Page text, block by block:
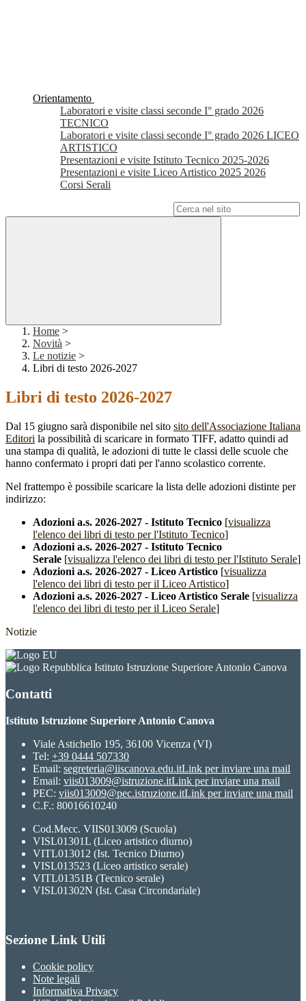
Orientamento
Laboratori e visite classi seconde I° grado 2026
TECNICO
Laboratori e visite classi seconde I° grado 2026 LICEO
ARTISTICO
Presentazioni e visite Istituto Tecnico 2025-2026
Presentazioni e visite Liceo Artistico 2025 2026
Corsi Serali
Home >
Novità >
Le notizie >
Libri di testo 2026-2027
Libri di testo 2026-2027
Dal 15 giugno sarà disponibile nel sito sito dell'Associazione Italiana
Editori la possibilità di scaricare in formato TIFF, adatto quindi ad
una stampa di qualità, le adozioni di tutte le classi delle scuole che
hanno confermato i propri dati per l'anno scolastico corrente.
Nel frattempo è possibile scaricare la lista delle adozioni distinte per
indirizzo:
Adozioni a.s. 2026-2027 - Istituto Tecnico [visualizza
l'elenco dei libri di testo per l'Istituto Tecnico]
Adozioni a.s. 2026-2027 - Istituto Tecnico
Serale [visualizza l'elenco dei libri di testo per l'Istituto Serale]
Adozioni a.s. 2026-2027 - Liceo Artistico [visualizza
l'elenco dei libri di testo per il Liceo Artistico]
Adozioni a.s. 2026-2027 - Liceo Artistico Serale [visualizza
l'elenco dei libri di testo per il Liceo Serale]
Notizie
Istituto Istruzione Superiore Antonio Canova
Contatti
Istituto Istruzione Superiore Antonio Canova
Viale Astichello 195, 36100 Vicenza (VI)
Tel: +39 0444 507330
Email: segreteria@iiscanova.edu.itLink per inviare una mail
Email: viis013009@istruzione.itLink per inviare una mail
PEC: viis013009@pec.istruzione.itLink per inviare una mail
C.F.: 80016610240
Cod.Mecc. VIIS013009 (Scuola)
VISL01301L (Liceo artistico diurno)
VITL013012 (Ist. Tecnico Diurno)
VISL013523 (Liceo artistico serale)
VITL01351B (Tecnico serale)
VISL01302N (Ist. Casa Circondariale)
Sezione Link Utili
Cookie policy
Note legali
Informativa Privacy